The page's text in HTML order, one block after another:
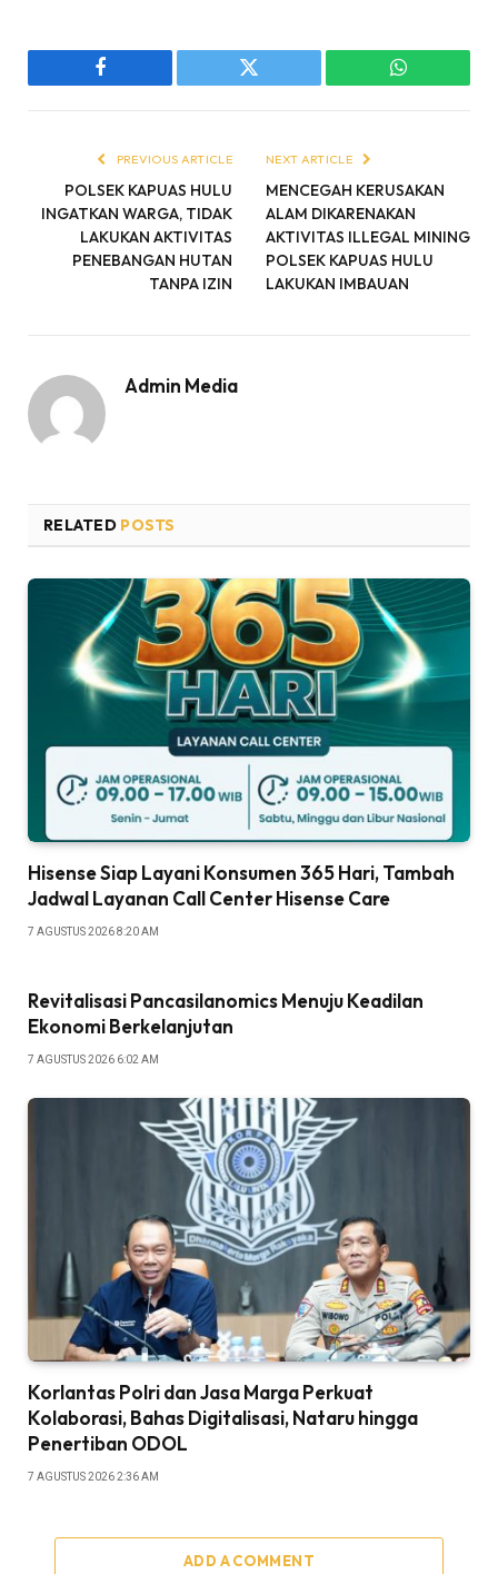
Facebook Twitter WhatsApp
PREVIOUS ARTICLE
POLSEK KAPUAS HULU
INGATKAN WARGA, TIDAK
LAKUKAN AKTIVITAS
PENEBANGAN HUTAN
TANPA IZIN
NEXT ARTICLE
MENCEGAH KERUSAKAN
ALAM DIKARENAKAN
AKTIVITAS ILLEGAL MINING
POLSEK KAPUAS HULU
LAKUKAN IMBAUAN
Admin Media
RELATED POSTS
Hisense Siap Layani Konsumen 365 Hari, Tambah
Jadwal Layanan Call Center Hisense Care
7 AGUSTUS 2026 8:20 AM
Revitalisasi Pancasilanomics Menuju Keadilan
Ekonomi Berkelanjutan
7 AGUSTUS 2026 6:02 AM
Korlantas Polri dan Jasa Marga Perkuat
Kolaborasi, Bahas Digitalisasi, Nataru hingga
Penertiban ODOL
7 AGUSTUS 2026 2:36 AM
ADD A COMMENT